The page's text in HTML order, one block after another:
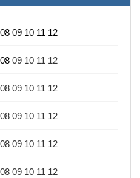
08 09 10 11 12
08 09 10 11 12
08 09 10 11 12
08 09 10 11 12
08 09 10 11 12
08 09 10 11 12